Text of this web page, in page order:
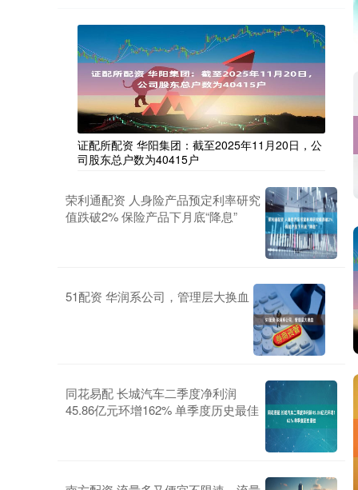
证配所配资 华阳集团：截至2025年11月20日，公
司股东总户数为40415户
荣利通配资 人身险产品预定利率研究
值跌破2% 保险产品下月底“降息”
51配资 华润系公司，管理层大换血
同花易配 长城汽车二季度净利润
45.86亿元环增162% 单季度历史最佳